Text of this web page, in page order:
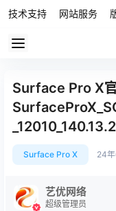
技术支持 网站服务
Surface Pro X
Surface Pro X 24
艺优网络
超级管理员